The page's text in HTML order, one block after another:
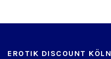
EROTIK DISCOUNT KÖLN